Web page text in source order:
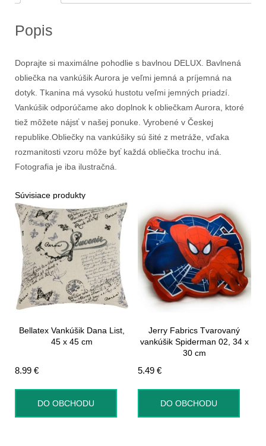
Popis
Doprajte si maximálne pohodlie s bavlnou DELUX. Bavlnená
obliečka na vankúšik Aurora je veľmi jemná a príjemná na
dotyk. Tkanina má vysokú hustotu veľmi jemných priadzí.
Vankúšik odporúčame ako doplnok k obliečkam Aurora, ktoré
tiež môžete nájsť v našej ponuke. Vyrobené v Českej
republike.Obliečky na vankúšiky sú šité z metráže, vďaka
rozmanitosti vzoru môže byť každá obliečka trochu iná.
Fotografia je iba ilustračná.
Súvisiace produkty
Bellatex Vankúšik Dana List,
45 x 45 cm
8.99 €
DO OBCHODU
Jerry Fabrics Tvarovaný
vankúšik Spiderman 02, 34 x
30 cm
5.49 €
DO OBCHODU